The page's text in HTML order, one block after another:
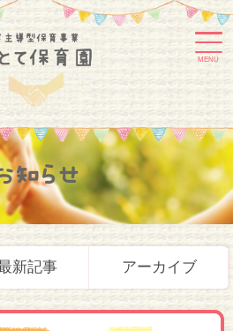
MENU
知らせ
新記事 アーカイブ